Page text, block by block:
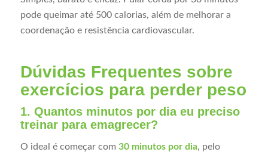
pode queimar até 500 calorias, além de melhorar a
coordenação e resistência cardiovascular.
Dúvidas Frequentes sobre
exercícios para perder peso
1. Quantos minutos por dia eu preciso
treinar para emagrecer?
O ideal é começar com 30 minutos por dia, pelo